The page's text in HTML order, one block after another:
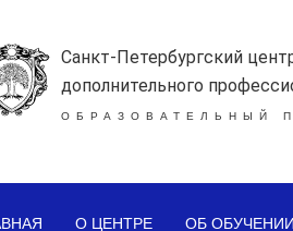
Санкт-Петербургский
дополнительного
ОБРАЗОВАТЕЛЬНЫЙ
О ЦЕНТРЕ ОБ ОБУЧЕНИИ